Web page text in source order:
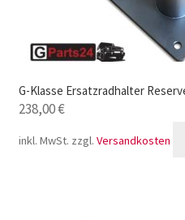
G-Klasse Ersatzradhalter
238,00€
inkl. MwSt. zzgl. Versandkosten